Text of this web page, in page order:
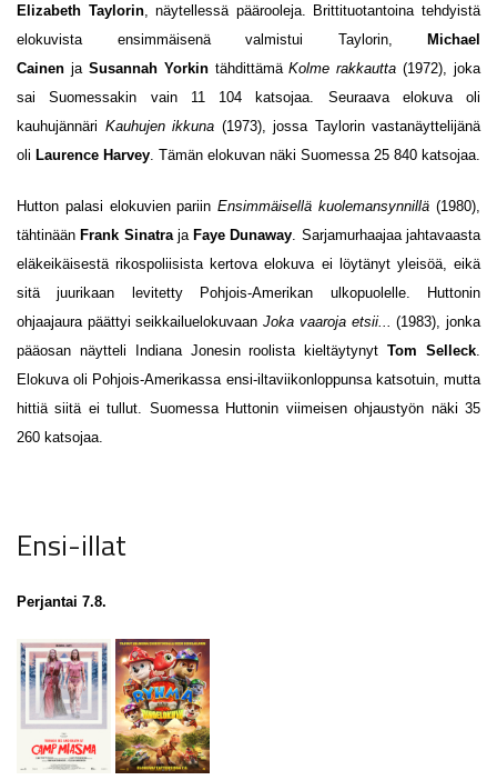
Elizabeth Taylorin, näytellessä päärooleja. Brittituotantoina tehdyistä
elokuvista ensimmäisenä valmistui Taylorin, Michael
Cainen ja Susannah Yorkin tähdittämäKolme rakkautta(1972), joka
sai Suomessakin vain 11 104 katsojaa. Seuraava elokuva oli
kauhujännäri Kauhujen ikkuna (1973), jossa Taylorin vastanäyttelijänä
oli Laurence Harvey . Tämän elokuvan näki Suomessa 25 840 katsojaa.
Hutton palasi elokuvien pariinEnsimmäisellä kuolemansynnillä (1980),
tähtinäänFrank Sinatra jaFaye Dunaway . Sarjamurhaajaa jahtavaasta
eläkeikäisestä rikospoliisista kertova elokuva ei löytänyt yleisöä, eikä
sitä juurikaan levitetty Pohjois-Amerikan ulkopuolelle. Huttonin
ohjaajaura päättyi seikkailuelokuvaanJoka vaaroja etsii...
(1983), jonka
pääosan näytteli Indiana Jonesin roolista kieltäytynytTom Selleck
Elokuva oli Pohjois-Amerikassa ensi-iltaviikonloppunsa katsotuin, mutta
hittiä siitä ei tullut. Suomessa Huttonin viimeisen ohjaustyön näki 35
260 katsojaa.
Ensi-illat
Perjantai 7.8.